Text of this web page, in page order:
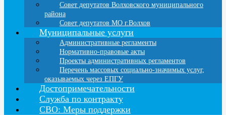
Совет депутатов Волховского муниципального
района
Совет депутатов МО г.Волхов
Муниципальные услуги
Административные регламенты
Нормативно-правовые акты
Проекты административных регламентов
Перечень массовых социально-значимых услуг,
оказываемых через ЕПГУ
Достопримечательности
Служба по контракту
СВО: Меры поддержки